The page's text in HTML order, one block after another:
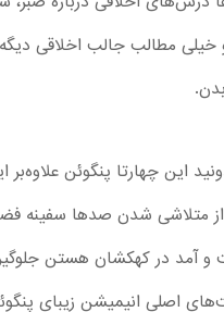
مطالب جالب اخلاقی دیگه
این چهارتا پنگوئن علاوه‌بر
از متلاشی شدن صدها سفینه
و آمد در کهکشان هستن
اصلی انیمیشن زیبای